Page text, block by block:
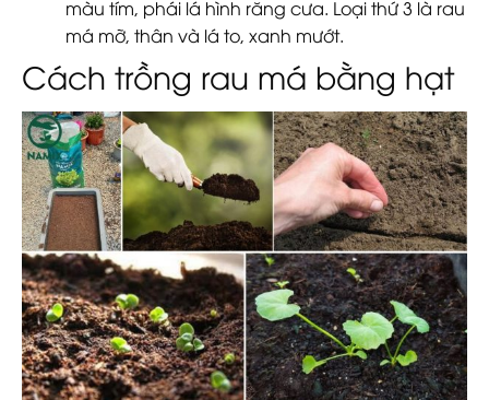
màu tím, phái lá hình răng cưa. Loại thứ 3 là rau
má mỡ, thân và lá to, xanh mướt.
Cách trồng rau má bằng hạt